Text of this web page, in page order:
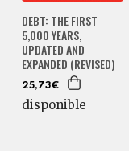
DEBT: THE FIRST
5,000 YEARS,
UPDATED AND
EXPANDED (REVISED)
25,73€
disponible